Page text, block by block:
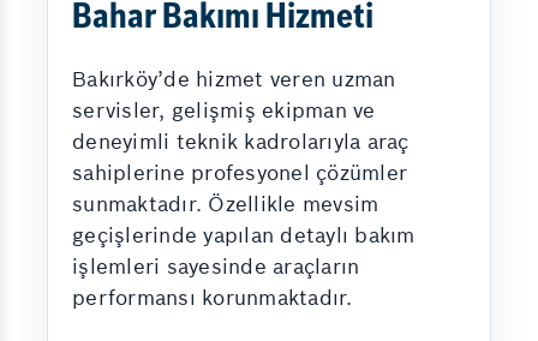
Bahar Bakımı Hizmeti
Bakırköy’de hizmet veren uzman
servisler, gelişmiş ekipman ve
deneyimli teknik kadrolarıyla araç
sahiplerine profesyonel çözümler
sunmaktadır. Özellikle mevsim
geçişlerinde yapılan detaylı bakım
işlemleri sayesinde araçların
performansı korunmaktadır.